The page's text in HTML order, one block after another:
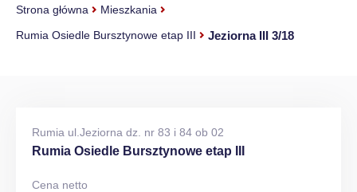
Strona główna
Mieszkania
Rumia Osiedle Bursztynowe etap III
Jeziorna III 3/18
Rumia ul.Jeziorna dz. nr 83 i 84 ob 02
Rumia Osiedle Bursztynowe etap III
Cena netto